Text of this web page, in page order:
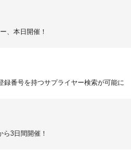
、本日開催！
録番号を持つサプライヤー検索が可能に
3日間開催！